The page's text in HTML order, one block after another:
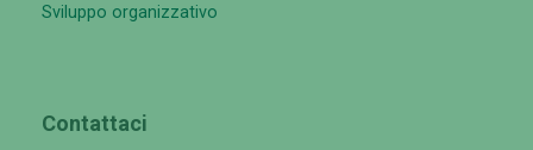
Sviluppo organizzativo
Contattaci